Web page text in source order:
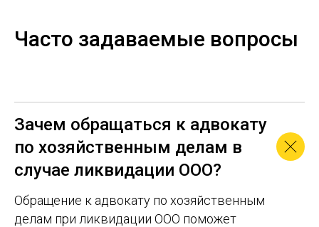
Часто задаваемые вопросы
Зачем обращаться к адвокату
по хозяйственным делам в
случае ликвидации ООО?
Обращение к адвокату по хозяйственным
делам при ликвидации ООО поможет